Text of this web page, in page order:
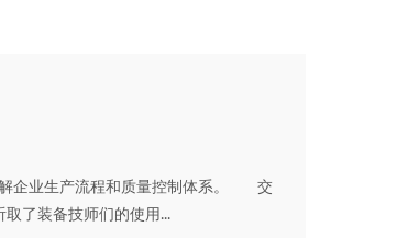
解企业生产流程和质量控制体系。 交
了装备技师们的使用...